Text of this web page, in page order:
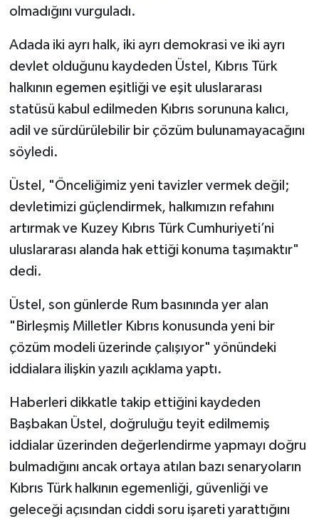
olmadığını vurguladı.
Adada iki ayrı halk, iki ayrı demokrasi ve iki ayrı
devlet olduğunu kaydeden Üstel, Kıbrıs Türk
halkının egemen eşitliği ve eşit uluslararası
statüsü kabul edilmeden Kıbrıs sorununa kalıcı,
adil ve sürdürülebilir bir çözüm bulunamayacağını
söyledi.
Üstel, "Önceliğimiz yeni tavizler vermek değil;
devletimizi güçlendirmek, halkımızın refahını
artırmak ve Kuzey Kıbrıs Türk Cumhuriyeti’ni
uluslararası alanda hak ettiği konuma taşımaktır"
dedi.
Üstel, son günlerde Rum basınında yer alan
"Birleşmiş Milletler Kıbrıs konusunda yeni bir
çözüm modeli üzerinde çalışıyor" yönündeki
iddialara ilişkin yazılı açıklama yaptı.
Haberleri dikkatle takip ettiğini kaydeden
Başbakan Üstel, doğruluğu teyit edilmemiş
iddialar üzerinden değerlendirme yapmayı doğru
bulmadığını ancak ortaya atılan bazı senaryoların
Kıbrıs Türk halkının egemenliği, güvenliği ve
geleceği açısından ciddi soru işareti yarattığını